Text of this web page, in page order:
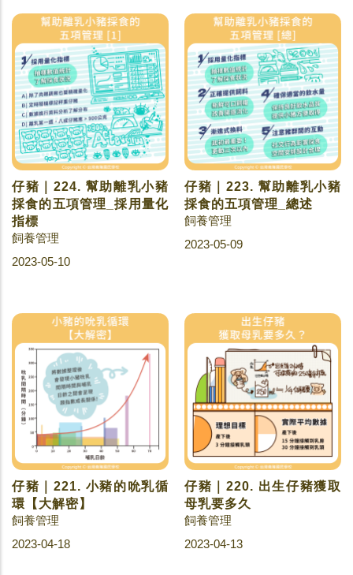
仔豬｜224. 幫助離乳小豬
採食的五項管理_採用量化
指標
飼養管理
2023-05-10
仔豬｜223. 幫助離乳小豬
採食的五項管理_總述
飼養管理
2023-05-09
仔豬｜221. 小豬的吮乳循
環【大解密】
飼養管理
2023-04-18
仔豬｜220. 出生仔豬獲取
母乳要多久
飼養管理
2023-04-13